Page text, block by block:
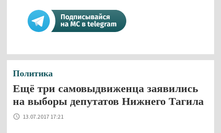
Политика
Ещё три самовыдвиженца заявились
на выборы депутатов Нижнего Тагила
13.07.2017 17:21